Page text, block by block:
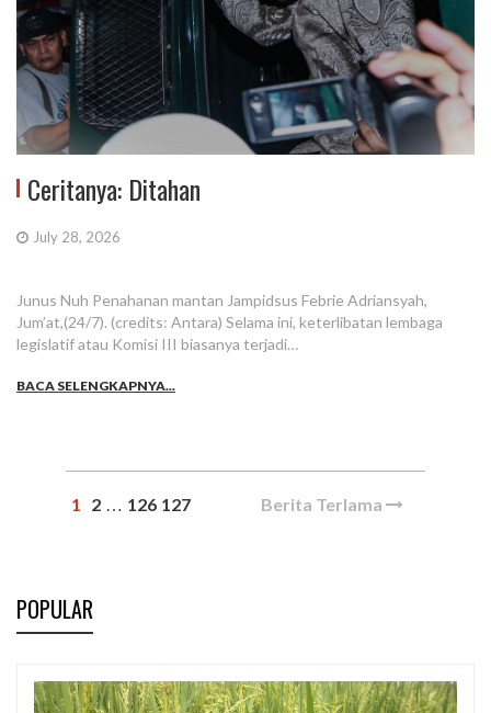
Ceritanya: Ditahan
July 28, 2026
Junus Nuh Penahanan mantan Jampidsus Febrie Adriansyah,
Jum’at,(24/7). (credits: Antara) Selama ini, keterlibatan lembaga
legislatif atau Komisi III biasanya terjadi…
BACA SELENGKAPNYA...
1 2 … 126 127 Berita Terlama
POPULAR